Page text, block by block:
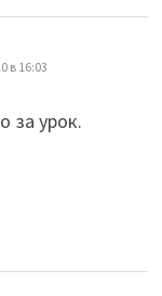
в 16:03
за урок.